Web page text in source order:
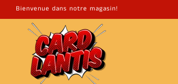
Bienvenue dans notre magasin!